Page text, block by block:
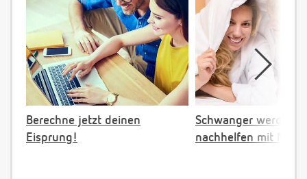
Berechne jetzt deinen
Eisprung!
Schwanger werden:
nachhelfen mit NFP